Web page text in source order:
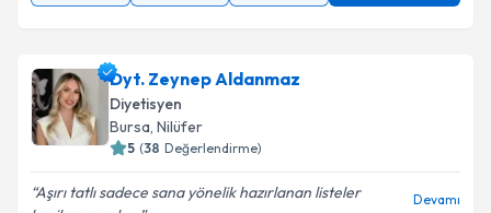
Dyt. Zeynep Aldanmaz
Diyetisyen
Bursa, Nilüfer
5 (38 Değerlendirme)
Aşırı tatlı sadece sana yönelik hazırlanan listeler
Devamı